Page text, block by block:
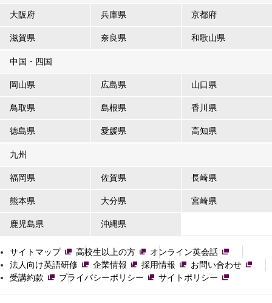
大阪府 兵庫県 京都府
滋賀県 奈良県 和歌山県
中国・四国
岡山県 広島県 山口県
鳥取県 島根県 香川県
徳島県 愛媛県 高知県
九州
福岡県 佐賀県 長崎県
熊本県 大分県 宮崎県
鹿児島県 沖縄県
サイトマップ 高校生以上の方
オンライン英会話
法人向け英語研修
企業情報 採用情報
お問い合わせ
受講約款
プライバシーポリシー サイトポリシー